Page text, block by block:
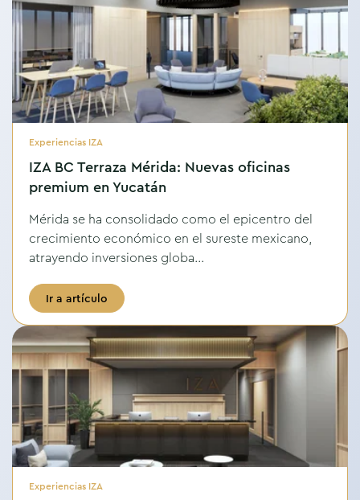
Experiencias IZA
IZA BC Terraza Mérida: Nuevas oficinas
premium en Yucatán
Mérida se ha consolidado como el epicentro del
crecimiento económico en el sureste mexicano,
atrayendo inversiones globa...
Ir a artículo
Experiencias IZA